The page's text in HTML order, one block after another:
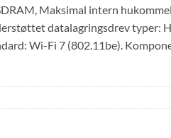
Maksimal intern
datalagringsdrev typer:
Wi-Fi 7 (802.11be).